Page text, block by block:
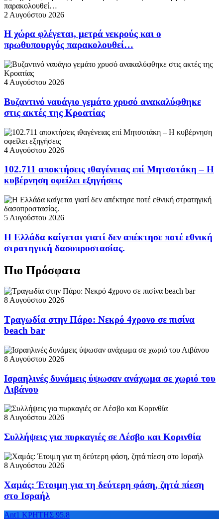
2 Αυγούστου 2026
Η χώρα φλέγεται, μετρά νεκρούς και ο
πρωθυπουργός παρακολουθεί…
4 Αυγούστου 2026
Βυζαντινό ναυάγιο γεμάτο χρυσό ανακαλύφθηκε
στις ακτές της Κροατίας
4 Αυγούστου 2026
102.711 αποκτήσεις ιθαγένειας επί Μητσοτάκη – Η
κυβέρνηση οφείλει εξηγήσεις
5 Αυγούστου 2026
Η Ελλάδα καίγεται γιατί δεν απέκτησε ποτέ εθνική
στρατηγική δασοπροστασίας.
Πιο Πρόσφατα
8 Αυγούστου 2026
Τραγωδία στην Πάρο: Νεκρό 4χρονο σε πισίνα
beach bar
8 Αυγούστου 2026
Ισραηλινές δυνάμεις ύψωσαν ανάχωμα σε χωριό του
Λιβάνου
8 Αυγούστου 2026
Συλλήψεις για πυρκαγιές σε Λέσβο και Κορινθία
8 Αυγούστου 2026
Χαμάς: Έτοιμη για τη δεύτερη φάση, ζητά πίεση
στο Ισραήλ
Ant1 ΚΡΗΤΗΣ 95.8